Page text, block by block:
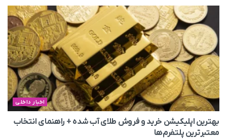
اخبار داخلی
بهترین اپلیکیشن خرید و فروش طلای آب شده + راهنمای انتخاب
معتبرترین پلتفرم‌ها